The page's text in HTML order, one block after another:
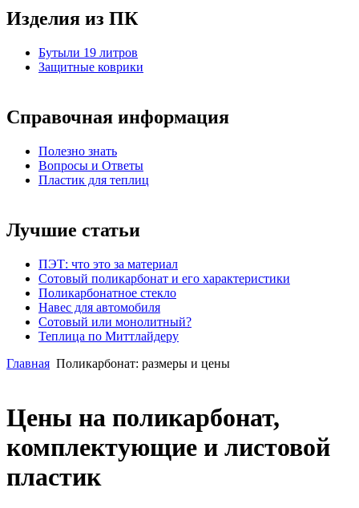
Изделия из ПК
Бутыли 19 литров
Защитные коврики
Справочная информация
Полезно знать
Вопросы и Ответы
Пластик для теплиц
Лучшие статьи
ПЭТ: что это за материал
Сотовый поликарбонат и его характеристики
Поликарбонатное стекло
Навес для автомобиля
Сотовый или монолитный?
Теплица по Миттлайдеру
Главная Поликарбонат: размеры и цены
Цены на поликарбонат,
комплектующие и листовой
пластик